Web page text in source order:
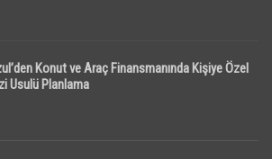
Konut ve Araç Finansmanında Kişiye Özel
Usulü Planlama